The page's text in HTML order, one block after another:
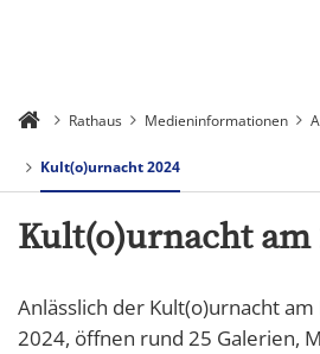
Rathaus Medieninformationen
Kult(o)urnacht 2024
Kult(o)urnacht am
Anlässlich der Kult(o)urnacht am
2024, öffnen rund 25 Galerien,